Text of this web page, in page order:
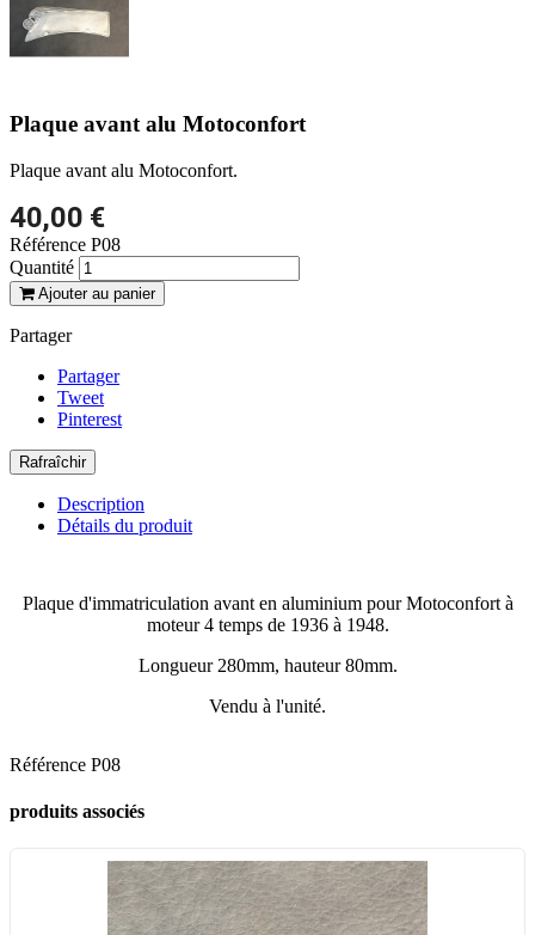
Plaque avant alu Motoconfort
Plaque avant alu Motoconfort.
40,00 €
Référence P08
Quantité
Ajouter au panier
Partager
Partager
Tweet
Pinterest
Description
Détails du produit
Plaque d'immatriculation avant en aluminium pour Motoconfort à
moteur 4 temps de 1936 à 1948.
Longueur 280mm, hauteur 80mm.
Vendu à l'unité.
Référence P08
produits associés